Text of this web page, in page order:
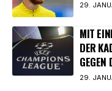
29.
MIT
DER
GEGEN
29.